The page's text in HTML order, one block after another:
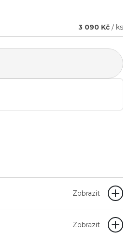
3 090 Kč / ks
Zobrazit
Zobrazit